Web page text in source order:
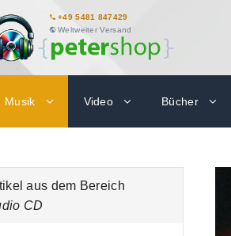
+49 5481 847429
Weltweiter Versand
Musik Video Bücher
aus dem Bereich
CD